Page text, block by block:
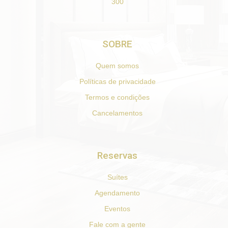
300
SOBRE
Quem somos
Políticas de privacidade
Termos e condições
Cancelamentos
Reservas
Suítes
Agendamento
Eventos
Fale com a gente